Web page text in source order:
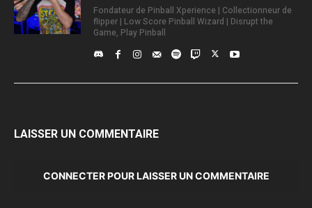
Fondateur de Pinball Xperience | Collectionneur de
flipper | Low Score Pinball Wizard | Disrupt the
Game, Play Pinball
LAISSER UN COMMENTAIRE
CONNECTER POUR LAISSER UN COMMENTAIRE